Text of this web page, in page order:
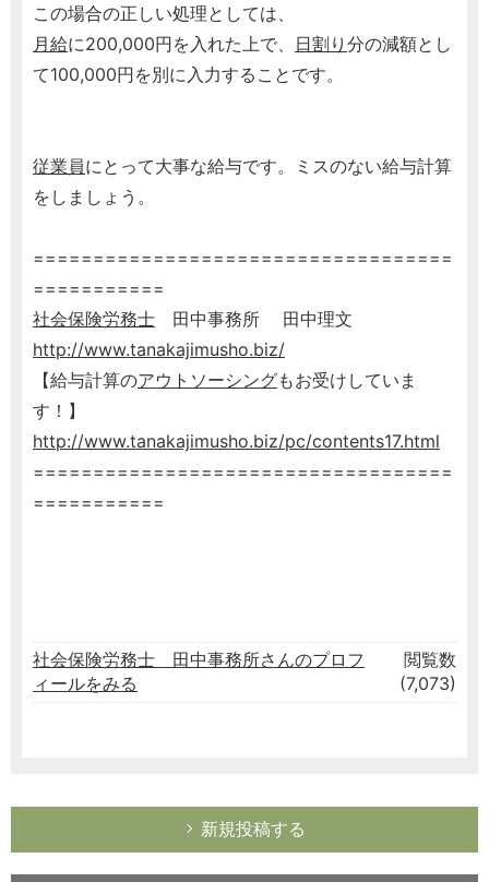
この場合の正しい処理としては、
月給に200,000円を入れた上で、 日割り 分の減額とし
て100,000円を別に入力することです。
従業員にとって大事な給与です。ミスのない給与計算
をしましょう。
===================================
===========
社会保険労務士 田中事務所 田中理文
http://www.tanakajimusho.biz/
【給与計算のアウトソーシングもお受けしていま
す！】
http://www.tanakajimusho.biz/pc/contents17.html
===================================
===========
社会保険労務士 田中事務所さんのプロフ
ィールをみる
閲覧数
(7,073)
新規投稿する